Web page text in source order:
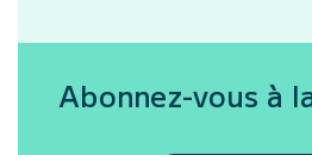
Abonnez-vous à